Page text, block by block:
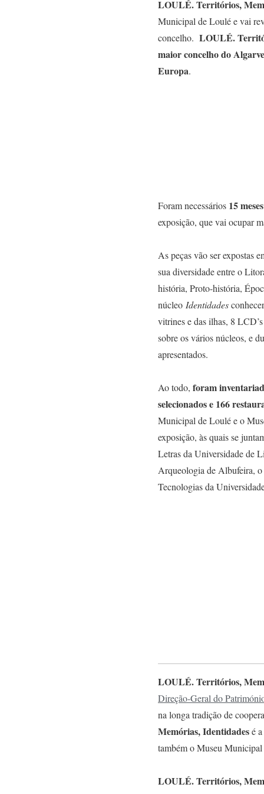
LOULÉ. Territórios,
Municipal de Loulé e vai
concelho. LOULÉ.
maior concelho do
Europa.
Foram necessários 15
exposição, que vai ocupar
As peças vão ser expostas
sua diversidade entre o
história, Proto-história,
núcleo Identidades
vitrines e das ilhas, 8
sobre os vários núcleos, e
apresentados.
Ao todo, foram
selecionados e 166
Municipal de Loulé e o
exposição, às quais se
Letras da Universidade de
Arqueologia de Albufeira,
Tecnologias da
LOULÉ. Territórios,
Direção-Geral do
na longa tradição de
Memórias, Identidadesé
também o Museu Municipal
LOULÉ. Territórios,